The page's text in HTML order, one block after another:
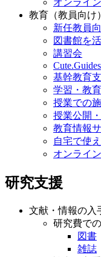
オンライ
教育（教員向け）
新任教員
図書館を
講習会
Cute.Guides
基幹教育
学習・教
授業での
授業公開
教育情報
自宅で使
オンライ
研究支援
文献・情報の入
研究費で
図書
雑誌